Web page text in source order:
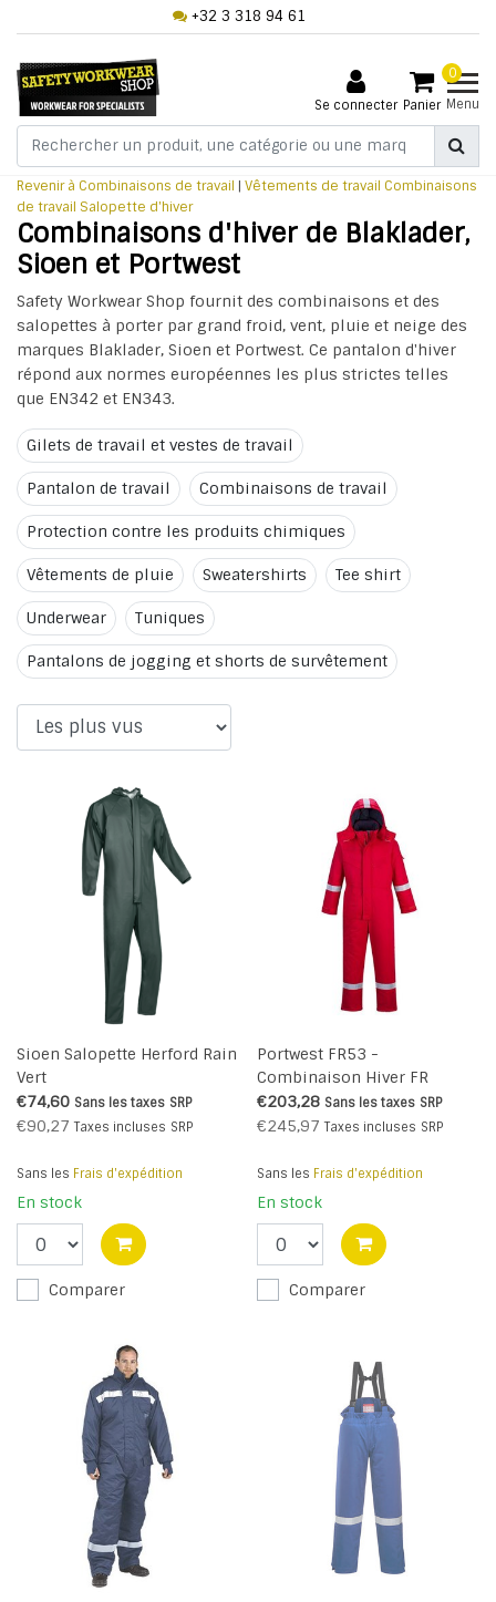
+32 3 318 94 61
Se connecter
0
Panier Menu
Revenir à Combinaisons de travail | Vêtements de travail Combinaisons
de travail Salopette d'hiver
Combinaisons d'hiver de Blaklader,
Sioen et Portwest
Safety Workwear Shop fournit des combinaisons et des
salopettes à porter par grand froid, vent, pluie et neige des
marques Blaklader, Sioen et Portwest. Ce pantalon d'hiver
répond aux normes européennes les plus strictes telles
que EN342 et EN343.
Gilets de travail et vestes de travail
Pantalon de travail Combinaisons de travail
Protection contre les produits chimiques
Vêtements de pluie Sweatershirts Tee shirt
Underwear Tuniques
Pantalons de jogging et shorts de survêtement
Sioen Salopette Herford Rain
Vert
€74,60 Sans les taxes SRP
€90,27 Taxes incluses SRP
Sans les Frais d'expédition
En stock
Comparer
Portwest FR53 -
Combinaison Hiver FR
Antistatique - Red - R
€203,28 Sans les taxes SRP
€245,97 Taxes incluses SRP
Sans les Frais d'expédition
En stock
Comparer